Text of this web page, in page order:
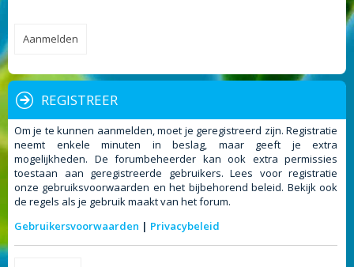
REGISTREER
Om je te kunnen aanmelden, moet je geregistreerd zijn. Registratie
neemt enkele minuten in beslag, maar geeft je extra
mogelijkheden. De forumbeheerder kan ook extra permissies
toestaan aan geregistreerde gebruikers. Lees voor registratie
onze gebruiksvoorwaarden en het bijbehorend beleid. Bekijk ook
de regels als je gebruik maakt van het forum.
Gebruikersvoorwaarden | Privacybeleid